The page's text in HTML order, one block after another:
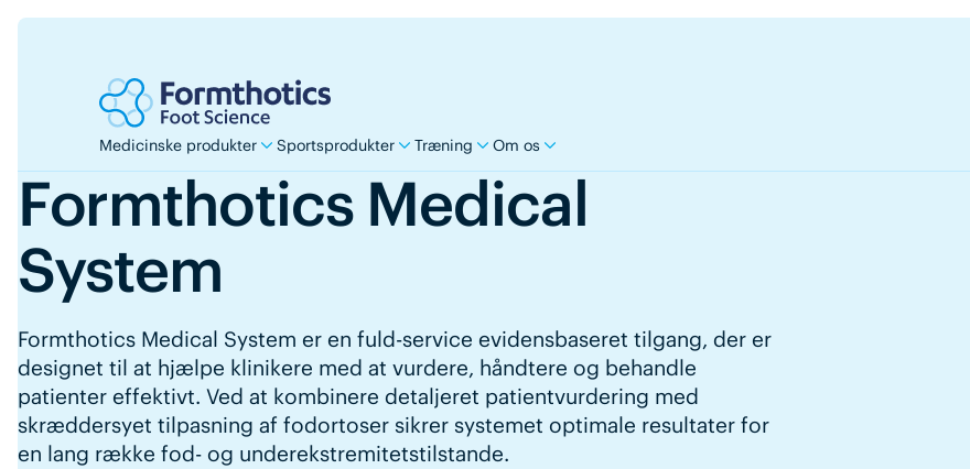
Medicinske produkter Sportsprodukter Træning Om os
Formthotics Medical
System
Formthotics Medical System er en fuld-service evidensbaseret tilgang, der er
designet til at hjælpe klinikere med at vurdere, håndtere og behandle
patienter effektivt. Ved at kombinere detaljeret patientvurdering med
skræddersyet tilpasning af fodortoser sikrer systemet optimale resultater for
en lang række fod- og underekstremitetstilstande.